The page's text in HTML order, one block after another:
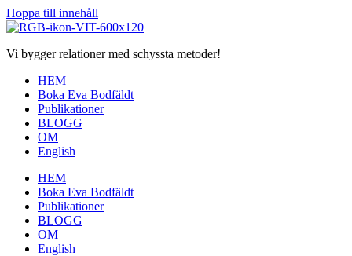
Hoppa till innehåll
Vi bygger relationer med schyssta metoder!
HEM
Boka Eva Bodfäldt
Publikationer
BLOGG
OM
English
HEM
Boka Eva Bodfäldt
Publikationer
BLOGG
OM
English